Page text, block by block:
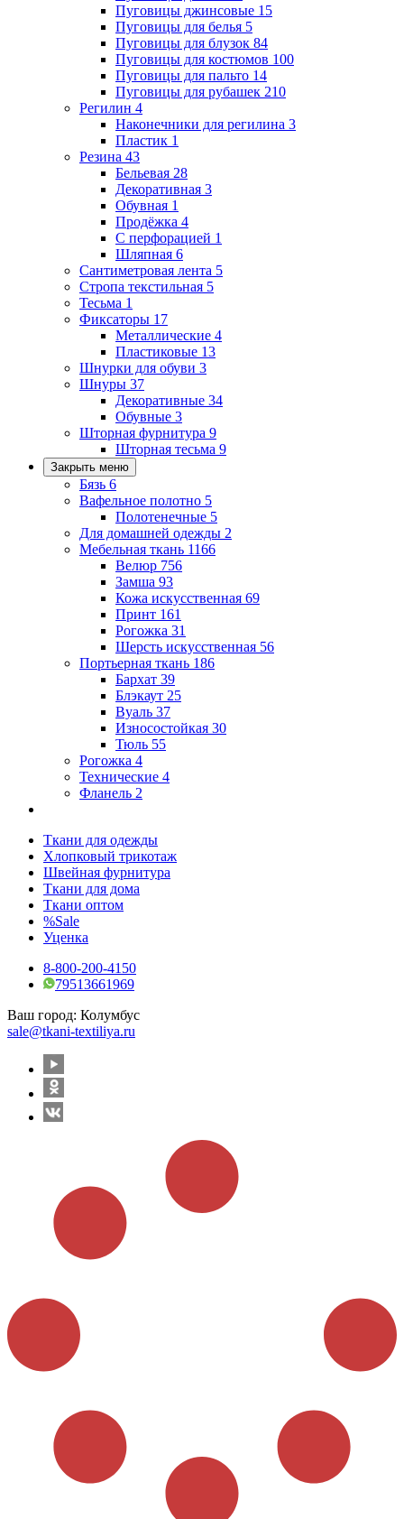
Пуговицы джинсовые 15
Пуговицы для белья 5
Пуговицы для блузок 84
Пуговицы для костюмов 100
Пуговицы для пальто 14
Пуговицы для рубашек 210
Регилин 4
Наконечники для регилина 3
Пластик 1
Резина 43
Бельевая 28
Декоративная 3
Обувная 1
Продёжка 4
С перфорацией 1
Шляпная 6
Сантиметровая лента 5
Стропа текстильная 5
Тесьма 1
Фиксаторы 17
Металлические 4
Пластиковые 13
Шнурки для обуви 3
Шнуры 37
Декоративные 34
Обувные 3
Шторная фурнитура 9
Шторная тесьма 9
Закрыть меню
Бязь 6
Вафельное полотно 5
Полотенечные 5
Для домашней одежды 2
Мебельная ткань 1166
Велюр 756
Замша 93
Кожа искусственная 69
Принт 161
Рогожка 31
Шерсть искусственная 56
Портьерная ткань 186
Бархат 39
Блэкаут 25
Вуаль 37
Износостойкая 30
Тюль 55
Рогожка 4
Технические 4
Фланель 2
Ткани для одежды
Хлопковый трикотаж
Швейная фурнитура
Ткани для дома
Ткани оптом
%Sale
Уценка
8-800-200-4150
79513661969
Ваш город: Колумбус
sale@tkani-textiliya.ru